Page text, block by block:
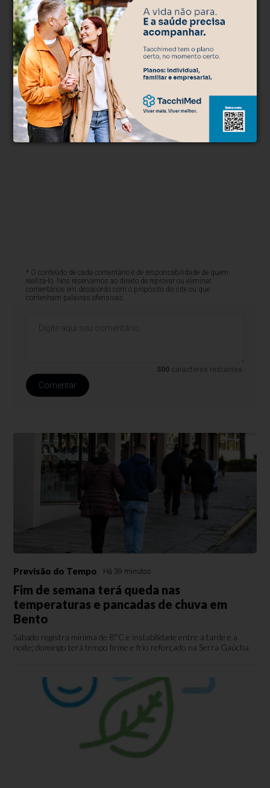
Clique aqui e faça parte do nosso grupo no
WhatsApp
* O conteúdo de cada comentário é de responsabilidade de quem
realizá-lo. Nos reservamos ao direito de reprovar ou eliminar
comentários em desacordo com o propósito do site ou que
contenham palavras ofensivas.
500 caracteres restantes.
Comentar
Previsão do Tempo Há 39 minutos
Fim de semana terá queda nas
temperaturas e pancadas de chuva em
Bento
Sábado registra mínima de 8°C e instabilidade entre a tarde e a
noite; domingo terá tempo firme e frio reforçado na Serra Gaúcha.